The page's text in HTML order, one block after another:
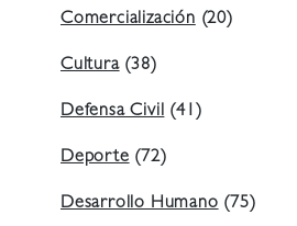
Comercialización (20)
Cultura(38)
Defensa Civil (41)
Deporte (72)
Desarrollo Humano (75)